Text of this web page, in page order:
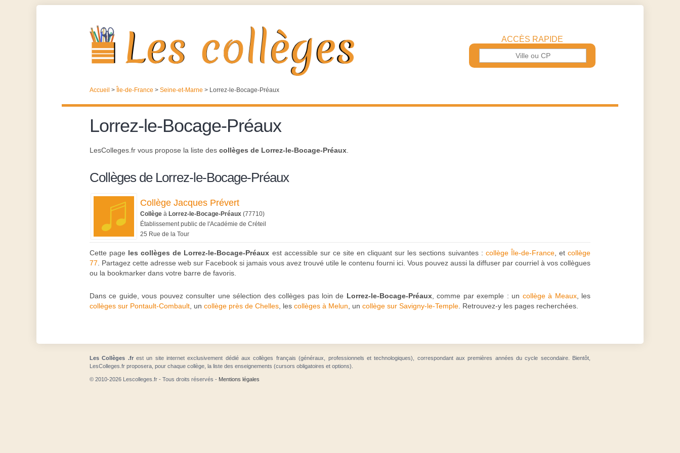
ACCÈS RAPIDE
Accueil > Île-de-France > Seine-et-Marne > Lorrez-le-Bocage-Préaux
Lorrez-le-Bocage-Préaux
LesColleges.fr vous propose la liste des collèges de Lorrez-le-Bocage-Préaux
Collèges de Lorrez-le-Bocage-Préaux
Collège Jacques Prévert
Collège à Lorrez-le-Bocage-Préaux (77710)
Établissement public de l'Académie de Créteil
25 Rue de la Tour
Cette page les collèges de Lorrez-le-Bocage-Préaux est accessible sur ce site en cliquant sur les sections suivantes : collège Île-de-France, etcollège
77 . Partagez cette adresse web sur Facebook si jamais vous avez trouvé utile le contenu fourni ici. Vous pouvez aussi la diffuser par courriel à vos collègues
ou la bookmarker dans votre barre de favoris.
Dans ce guide, vous pouvez consulter une sélection des collèges pas loin de Lorrez-le-Bocage-Préaux, comme par exemple : un collège à Meaux, les
collèges sur Pontault-Combault , un collège près de Chelles , les collèges à Melun , un collège sur Savigny-le-Temple . Retrouvez-y les pages recherchées.
Les Collèges .frest un site internet exclusivement dédié aux collèges français (généraux, professionnels et technologiques), correspondant aux premières années du cycle secondaire. Bientôt,
LesColleges.fr proposera, pour chaque collège, la liste des enseignements (cursors obligatoires et options).
© 2010-2026 Lescolleges.fr - Tous droits réservés - Mentions légales